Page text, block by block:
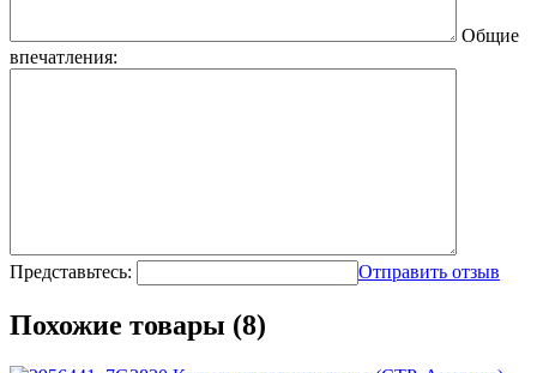
Общие
впечатления:
Представьтесь: Отправить отзыв
Похожие товары (8)